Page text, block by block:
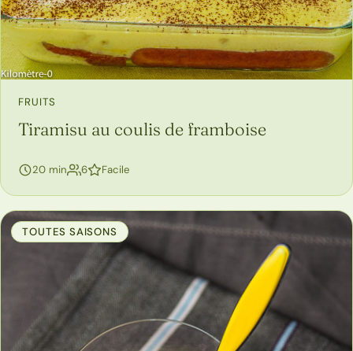
FRUITS
Tiramisu au coulis de framboise
20 min 6personnes
Facile
TOUTES SAISONS